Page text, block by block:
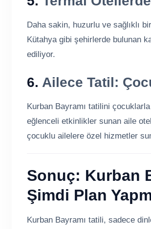
Daha sakin, huzurlu ve sağlıklı
Kütahya gibi şehirlerde bulunan
ediliyor.
6. Ailece Tatil:
Kurban Bayramı tatilini
eğlenceli etkinlikler sunan aile
çocuklu ailelere özel hizmetler
Sonuç: Kurban
Şimdi Plan
Kurban Bayramı tatili, sadece